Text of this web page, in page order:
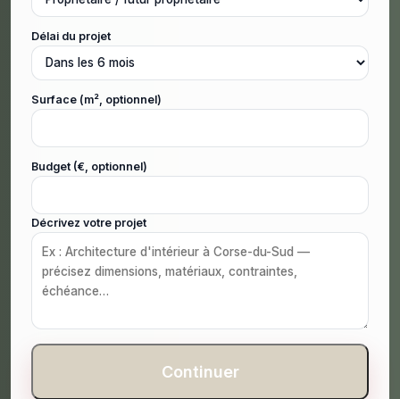
Délai du projet
Surface (m², optionnel)
Budget (€, optionnel)
Décrivez votre projet
Continuer